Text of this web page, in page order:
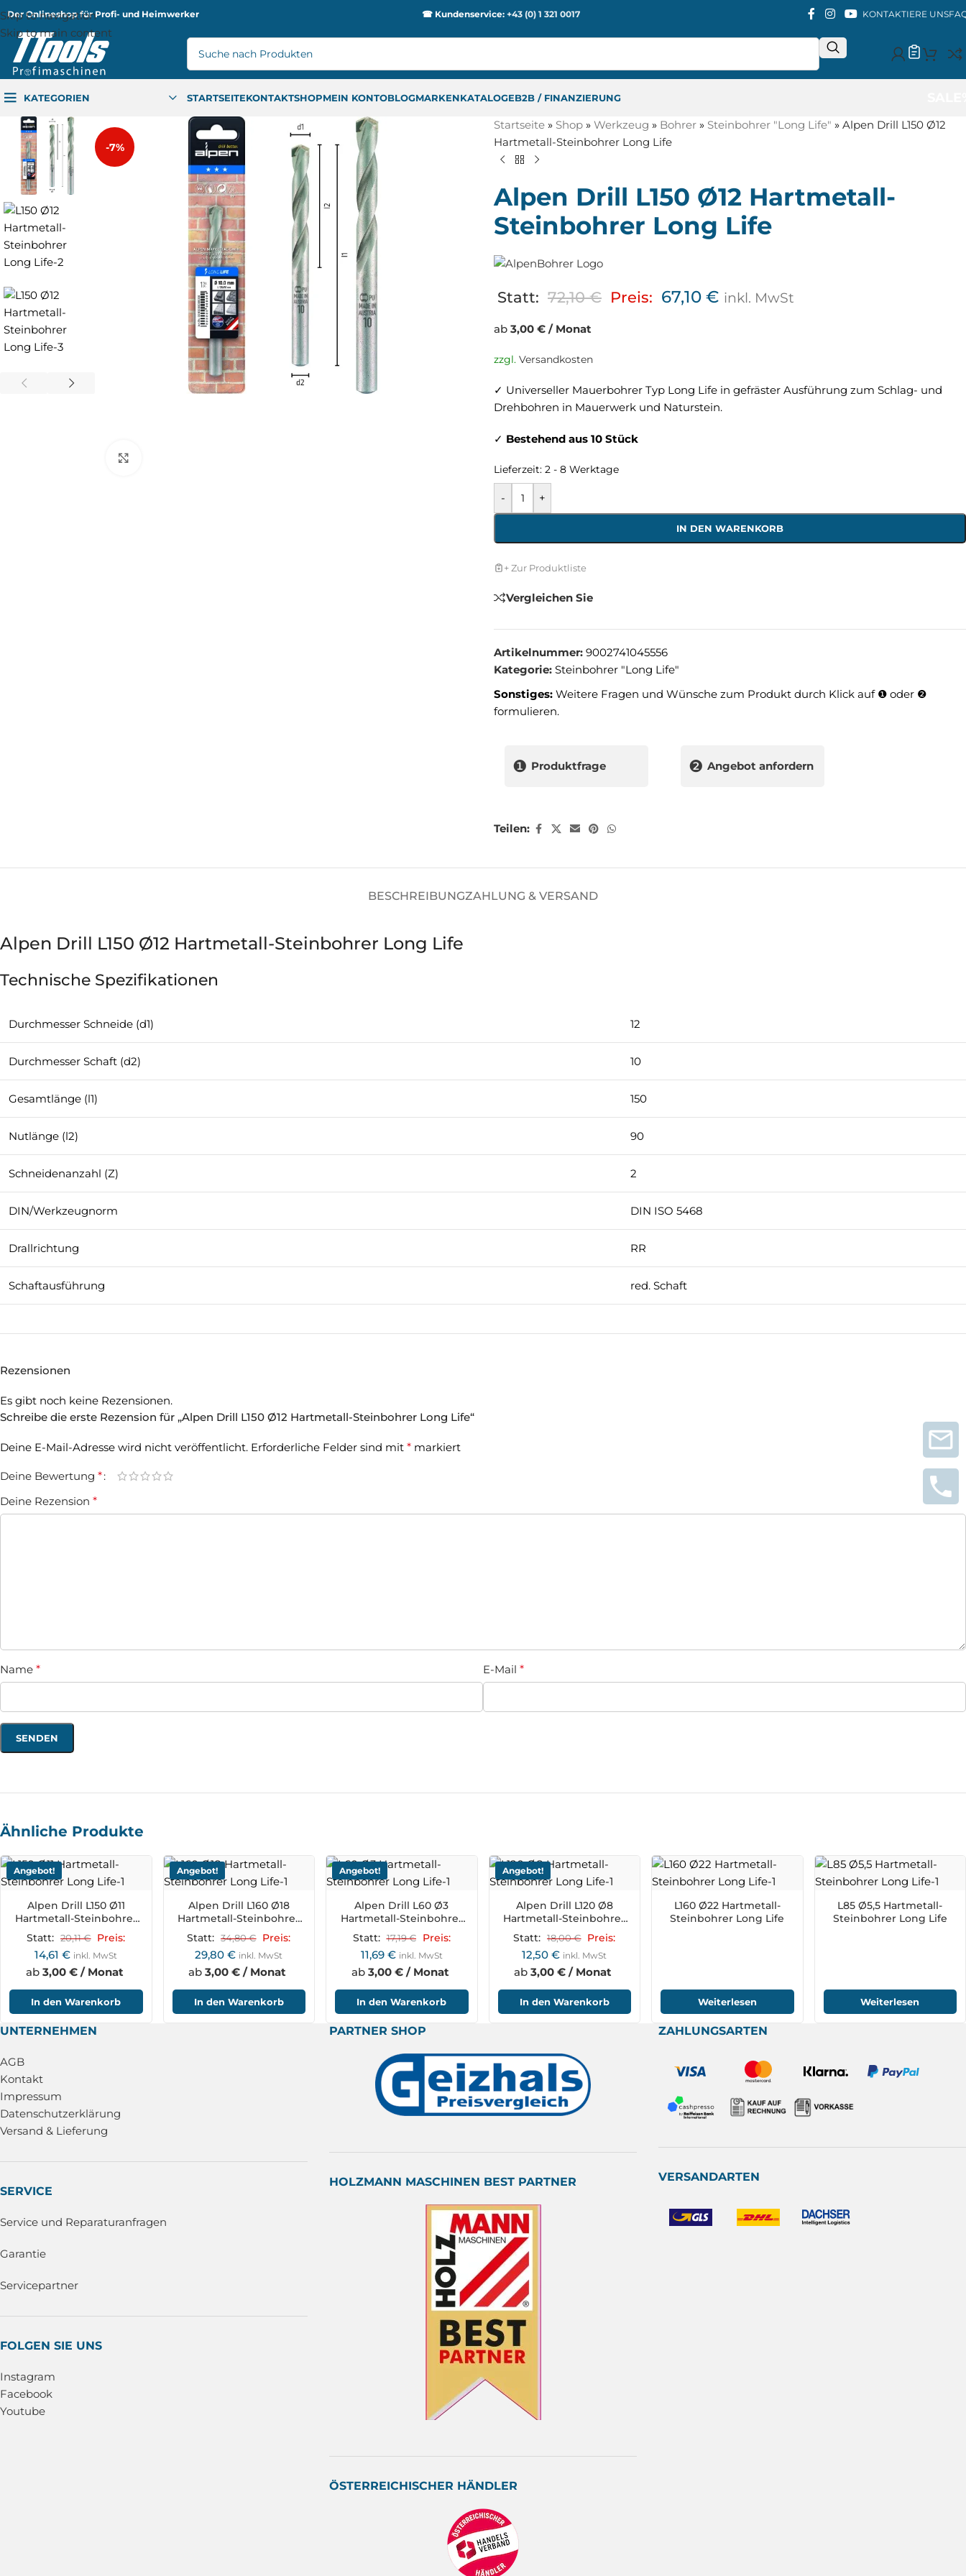
Skip to navigation
Skip to main content
Der Onlineshop für Profi- und Heimwerker ☎ Kundenservice:+43 (0) 1 321 0017 KONTAKTIERE UNS
KATEGORIEN STARTSEITEKONTAKTSHOPMEIN KONTOBLOGMARKENKATALOGEB2B / FINANZIERUNG
-7%
Startseite » Shop » Werkzeug » Bohrer » Steinbohrer "Long Life" » Alpen Drill L150 Ø12
Hartmetall-Steinbohrer Long Life
Alpen Drill L150 Ø12 Hartmetall-
Steinbohrer Long Life
Statt: 72,10€ Preis: 67,10 € inkl. MwSt
ab 3,00 € / Monat
zzgl. Versandkosten
✓ Universeller Mauerbohrer Typ Long Life in gefräster Ausführung zum Schlag- und
Drehbohren in Mauerwerk und Naturstein.
✓ Bestehend aus 10 Stück
Lieferzeit: 2 - 8 Werktage
- +
IN DEN WARENKORB
+ Zur Produktliste
Vergleichen Sie
Artikelnummer: 9002741045556
Kategorie: Steinbohrer "Long Life"
Sonstiges: Weitere Fragen und Wünsche zum Produkt durch Klick auf ❶ oder ❷
formulieren.
❶ Produktfrage ❷ Angebot anfordern
Teilen:
BESCHREIBUNGZAHLUNG & VERSAND
Alpen Drill L150 Ø12 Hartmetall-Steinbohrer Long Life
Technische Spezifikationen
Durchmesser Schneide (d1) 12
Durchmesser Schaft (d2) 10
Gesamtlänge (l1) 150
Nutlänge (l2) 90
Schneidenanzahl (Z) 2
DIN/Werkzeugnorm DIN ISO 5468
Drallrichtung RR
Schaftausführung red. Schaft
Rezensionen
Es gibt noch keine Rezensionen.
Schreibe die erste Rezension für „Alpen Drill L150 Ø12 Hartmetall-Steinbohrer Long Life“
Deine E-Mail-Adresse wird nicht veröffentlicht. Erforderliche Felder sind mit * markiert
Deine Bewertung *
Deine Rezension *
Name * E-Mail *
Ähnliche Produkte
Angebot!
Alpen Drill L150 Ø11
Hartmetall-Steinbohrer
Long Life
Statt: 20,11€ Preis:
14,61€ inkl. MwSt
ab 3,00 € / Monat
In den Warenkorb
Angebot!
Alpen Drill L160 Ø18
Hartmetall-Steinbohrer
Statt: 34,80€ Preis:
29,80€ inkl. MwSt
ab3,00 € / Monat
In den Warenkorb
Angebot!
Alpen Drill L60 Ø3
Hartmetall-Steinbohrer
Long Life
Statt: 17,19€ Preis:
11,69 € inkl. MwSt
ab 3,00 € / Monat
In den Warenkorb
Angebot!
Alpen Drill L120 Ø8
Hartmetall-Steinbohrer
Long Life
Statt: 18,00€ Preis:
12,50€ inkl. MwSt
ab3,00 € / Monat
In den Warenkorb
L160 Ø22 Hartmetall-
Steinbohrer Long Life
Weiterlesen
L85 Ø5,5 Hartmetall-
Steinbohrer Long Life
Weiterlesen
UNTERNEHMEN
AGB
Kontakt
Impressum
Datenschutzerklärung
Versand & Lieferung
SERVICE
Service und Reparaturanfragen
Garantie
Servicepartner
FOLGEN SIE UNS
Instagram
Facebook
Youtube
PARTNER SHOP
HOLZMANN MASCHINEN BEST PARTNER
ÖSTERREICHISCHER HÄNDLER
ZAHLUNGSARTEN
VERSANDARTEN